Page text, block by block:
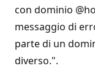
con dominio
messaggio di
parte di un
diverso.".